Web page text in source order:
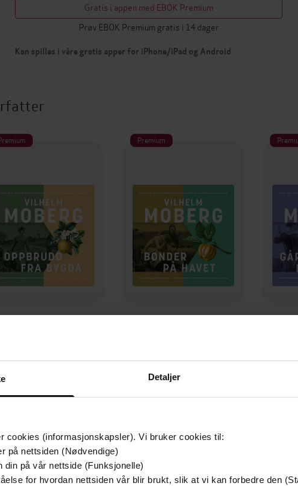
Detaljer
cookies (informasjonskapsler). Vi bruker cookies til:
på nettsiden (Nødvendige)
din på vår nettside (Funksjonelle)
for hvordan nettsiden vår blir brukt, slik at vi kan forbedre den
Gratis i appen med EBOK Premium
Prøv EBOK Premium gratis i 14 dager
Kan spilles i våre gratis apper for iPhone/iPad og Android
Premium
bak filmen